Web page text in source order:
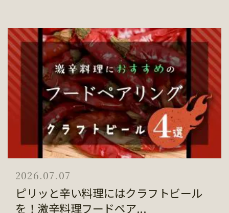
2026.07.07
ピリッと辛い料理にはクラフトビール
を！激辛料理フードペア...